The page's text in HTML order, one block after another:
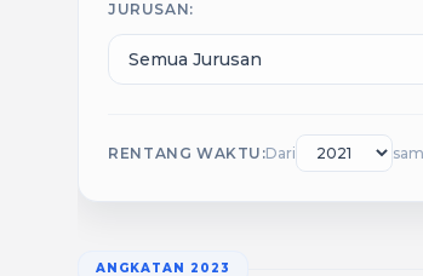
JURUSAN:
RENTANG WAKTU:Dari
ANGKATAN 2023